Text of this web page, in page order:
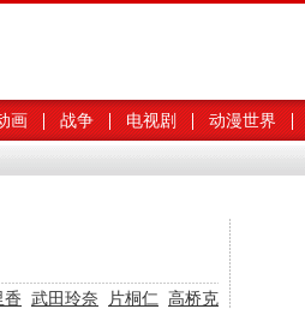
画 战争 电视剧 动漫世界
香 武田玲奈 片桐仁 高桥克